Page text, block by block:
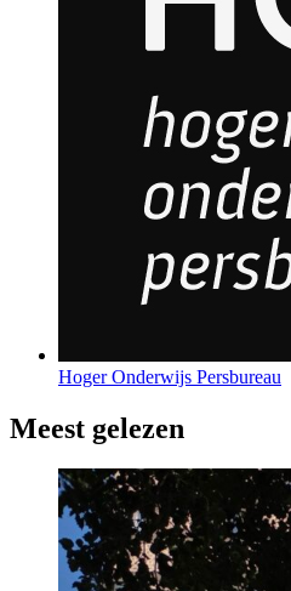
Hoger Onderwijs Persbureau
Meest gelezen